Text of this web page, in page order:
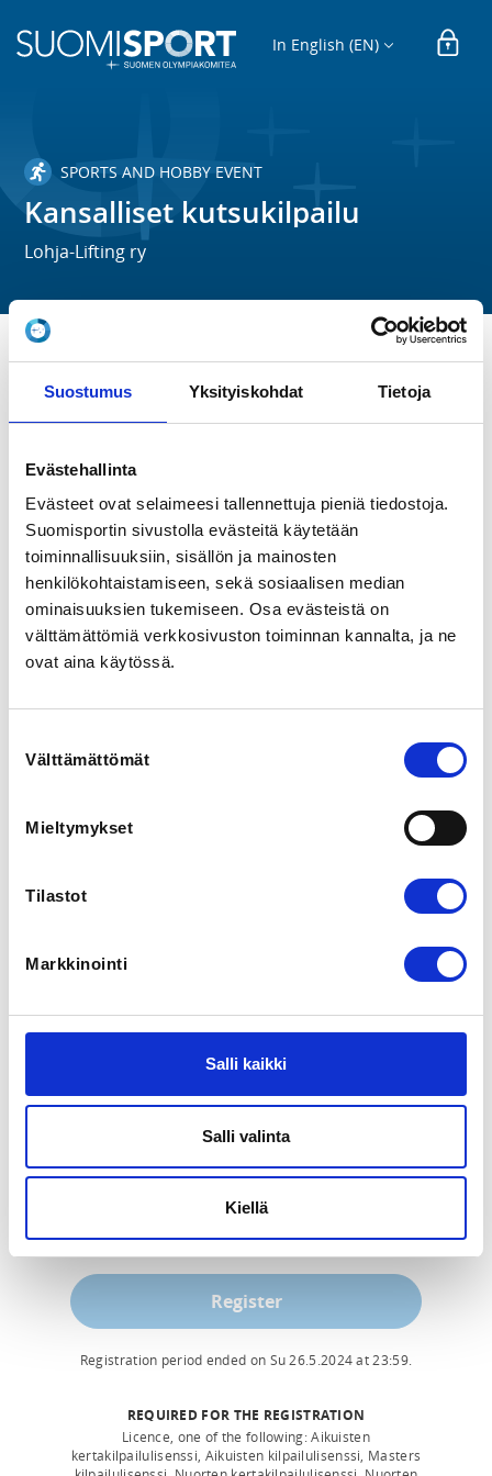
Suostumus Yksityiskohdat Tietoja
Evästehallinta
Evästeet ovat selaimeesi tallennettuja pieniä tiedostoja.
Suomisportin sivustolla evästeitä käytetään
toiminnallisuuksiin, sisällön ja mainosten
henkilökohtaistamiseen, sekä sosiaalisen median
ominaisuuksien tukemiseen. Osa evästeistä on
välttämättömiä verkkosivuston toiminnan kannalta, ja ne
ovat aina käytössä.
valinta
Välttämättömät
Mieltymykset
Tilastot
Markkinointi
Salli kaikki
Salli valinta
Kiellä
In English (EN)
SPORTS AND HOBBY EVENT
Kansalliset kutsukilpailu
Lohja-Lifting ry
We 29.5.2024 at 17:00 - 22:00
LOCATION
LOCALITY
Vihti
SPORTS
Painonnosto
Jari Hirvonen
Tilinumero Lohja-Lifting Fi2152970020199999
Register
Registration period ended on Su 26.5.2024at23:59.
REQUIRED FOR THE REGISTRATION
Licence, one of the following: Aikuisten
kertakilpailulisenssi, Aikuisten kilpailulisenssi, Masters